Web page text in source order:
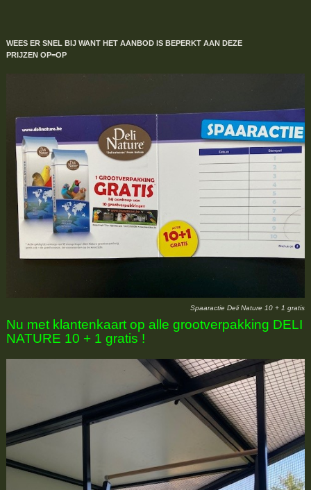
WEES ER SNEL BIJ WANT HET AANBOD IS BEPERKTAAN DEZE
PRIJZEN OP=OP
Spaaractie Deli Nature 10 + 1 gratis
Nu met klantenkaart op alle grootverpakking DELI
NATURE 10 + 1 gratis !